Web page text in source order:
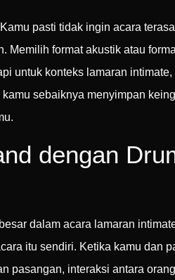
pasti tidak ingin acara
Memilih format akustik atau
untuk konteks lamaran
sebaiknya menyimpan
dengan
dalam acara lamaran
itu sendiri. Ketika kamu dan
pasangan, interaksi antara